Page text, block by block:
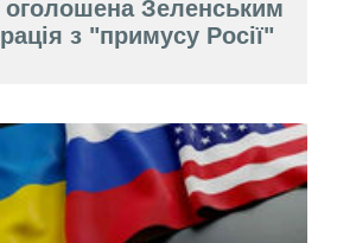
Зеленським
з "примусу Росії"